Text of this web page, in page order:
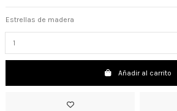
Estrellas de madera
Añadir al carrito